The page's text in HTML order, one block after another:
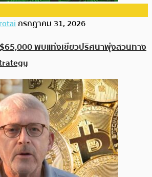
กรกฎาคม 31, 2026
พบแท่งเขียวปริศนาพุ่งสวนทาง